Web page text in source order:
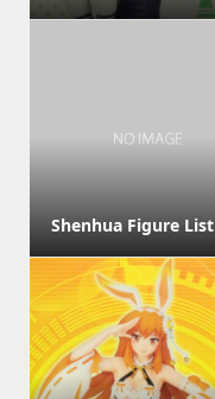
Shenhua Figure List